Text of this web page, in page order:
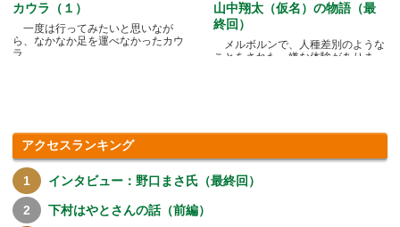
カウラ（１）
一度は行ってみたいと思いなが
ら、なかなか足を運べなかったカウ
ラ.....
山中翔太（仮名）の物語（最
終回）
メルボルンで、人種差別のような
ことをされた、嫌な体験がありま
アクセスランキング
インタビュー：野口まさ氏（最終回）
下村はやとさんの話（前編）